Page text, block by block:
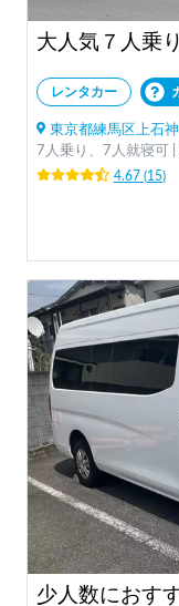
大人気７人乗
レンタカー
東京都練馬区上石
7人乗り、7人就寝可 |
4.67(15)
少人数におす